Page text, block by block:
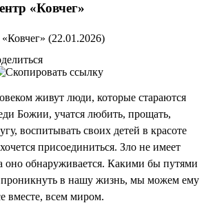
«Ковчег»
(22.01.2026)
живут люди, которые стараются
Божии, учатся любить, прощать,
воспитывать своих детей в красоте
присоединиться. Зло не имеет
оно обнаруживается. Какими бы путями
проникнуть в нашу жизнь, мы можем ему
вместе, всем миром.